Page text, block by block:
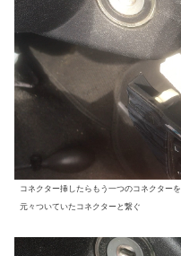
コネクター挿したらもう一つのコネクターを
元々ついていたコネクターと繋ぐ